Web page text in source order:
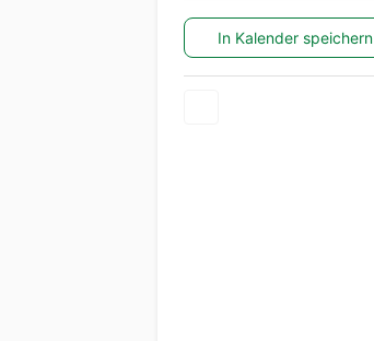
In Kalender speichern